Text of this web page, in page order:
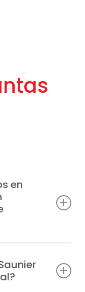
en
para llegar a
Jarama en